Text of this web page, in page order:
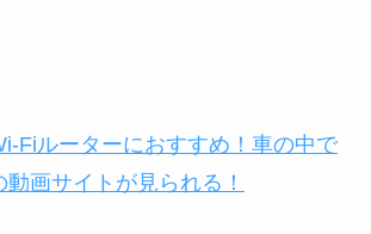
Fiルーターにおすすめ！車の中で
画サイトが見られる！